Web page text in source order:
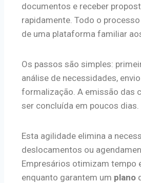
documentos e receber
rapidamente. Todo o
de uma plataforma familiar
Os passos são simples:
análise de necessidades,
formalização. A emissão das
ser concluída em poucos dias.
Esta agilidade elimina a
deslocamentos ou
Empresários otimizam tempo
enquanto garantem um plano